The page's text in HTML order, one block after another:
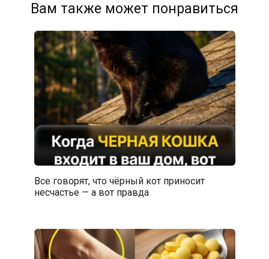
Вам также может понравиться
Все говорят, что чёрный кот приносит
несчастье — а вот правда